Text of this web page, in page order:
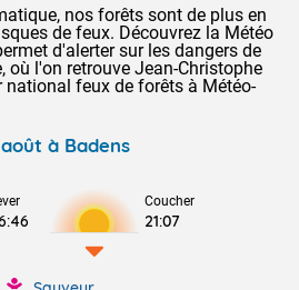
nos forêts sont de plus en
de feux. Découvrez la Météo
d'alerter sur les dangers de
où l'on retrouve Jean-Christophe
feux de forêts à Météo-
à Badens
Coucher
21:07